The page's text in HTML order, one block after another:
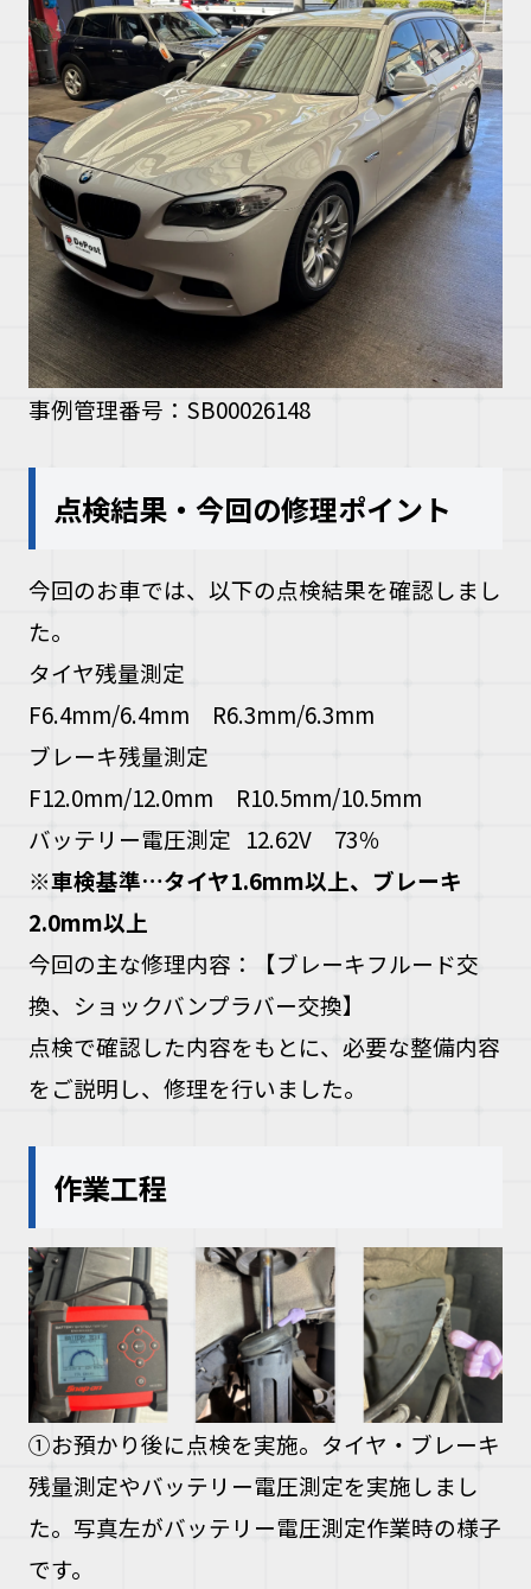
事例管理番号：SB00026148
点検結果・今回の修理ポイント
今回のお車では、以下の点検結果を確認しまし
た。
タイヤ残量測定
F6.4mm/6.4mm R6.3mm/6.3mm
ブレーキ残量測定
F12.0mm/12.0mm R10.5mm/10.5mm
バッテリー電圧測定 12.62V 73％
※車検基準…タイヤ1.6mm以上、ブレーキ
2.0mm以上
今回の主な修理内容：
【ブレーキフルード交
換、ショックバンプラバー交換】
点検で確認した内容をもとに、必要な整備内容
をご説明し、修理を行いました。
作業工程
①お預かり後に点検を実施。タイヤ・ブレーキ
残量測定やバッテリー電圧測定を実施しまし
た。写真左がバッテリー電圧測定作業時の様子
です。